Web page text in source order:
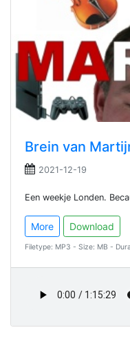
Brein van
2021-12-19
Een weekje Londen.
More Download
Filetype: MP3 - Size: MB -